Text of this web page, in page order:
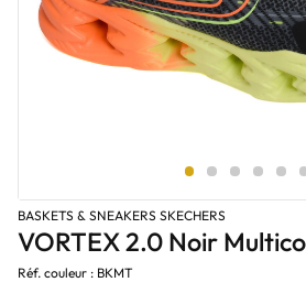
BASKETS & SNEAKERS SKECHERS
VORTEX 2.0 Noir
Réf. couleur : BKMT